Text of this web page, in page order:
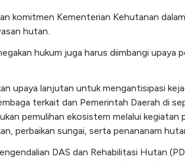
komitmen Kementerian Kehutanan
hutan.
hukum juga harus diimbangi
upaya lanjutan untuk mengantisipasi
terkait dan Pemerintah Daerah di
pemulihan ekosistem melalui
perbaikan sungai, serta penananam
DAS dan Rehabilitasi Hutan